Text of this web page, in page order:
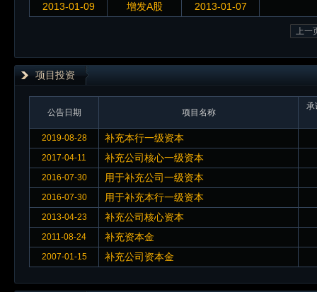
2013-01-09
增发A股 2013-01-07
上一
项目投资
公告日期 项目名称
承
2019-08-28 补充本行一级资本
2017-04-11 补充公司核心一级资本
2016-07-30 用于补充公司一级资本
2016-07-30 用于补充本行一级资本
2013-04-23 补充公司核心资本
2011-08-24 补充资本金
2007-01-15 补充公司资本金